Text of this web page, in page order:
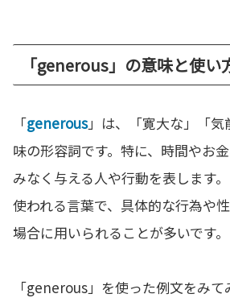
「generous」の意味と使い
「generous」は、「寛大な」「
味の形容詞です。特に、時間やお
みなく与える人や行動を表します
使われる言葉で、具体的な行為や
場合に用いられることが多いです。
「generous」を使った例文をみて